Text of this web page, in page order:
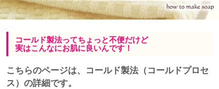
コールド製法ってちょっと不便だけど
実はこんなにお肌に良いんです！
こちらのページは、コールド製法（コールドプロセ
ス）の詳細です。